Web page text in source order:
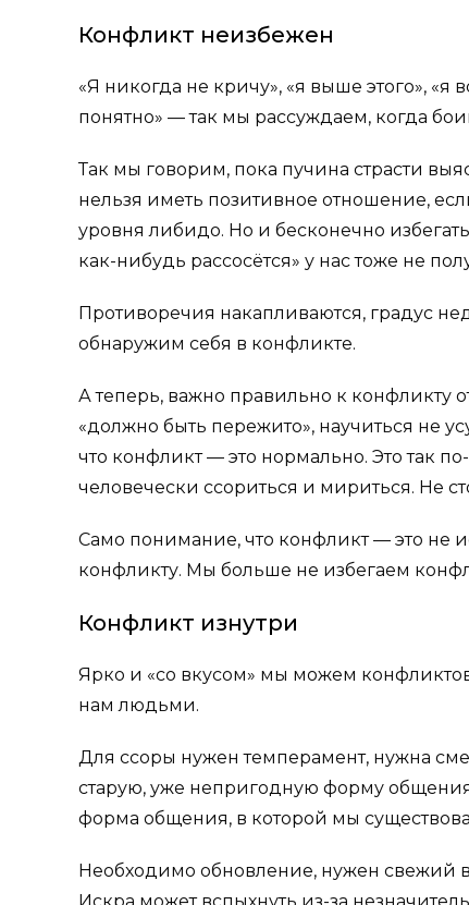
Конфликт неизбежен
«Я никогда не кричу», «я выше этого», «я
понятно» — так мы рассуждаем, когда
Так мы говорим, пока пучина страсти
нельзя иметь позитивное отношение,
уровня либидо. Но и бесконечно
как-нибудь рассосётся» у нас тоже не
Противоречия накапливаются, градус
обнаружим себя в конфликте.
А теперь, важно правильно к конфликту
«должно быть пережито», научиться не
что конфликт — это нормально. Это так
человечески ссориться и мириться. Не
Само понимание, что конфликт — это не
конфликту. Мы больше не избегаем
Конфликт изнутри
Ярко и «со вкусом» мы можем
нам людьми.
Для ссоры нужен темперамент, нужна
старую, уже непригодную форму
форма общения, в которой мы
Необходимо обновление, нужен свежий